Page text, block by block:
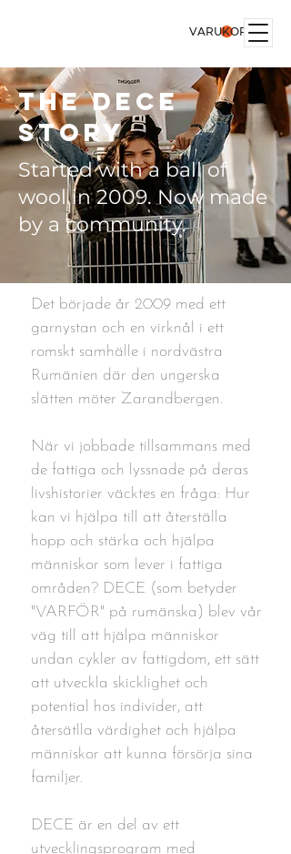
VARUKORG
The DECE
Story
Started with a ball of
wool in 2009. Now made
by a community.
Det började år 2009 med ett
garnystan och en virknål i ett
romskt samhälle i nordvästra
Rumänien där den ungerska
slätten möter Zarandbergen.
När vi jobbade tillsammans med
de fattiga och lyssnade på deras
livshistorier väcktes en fråga: Hur
kan vi hjälpa till att återställa
hopp och stärka och hjälpa
människor som lever i fattiga
områden? DECE (som betyder
"VARFÖR" på rumänska) blev vår
väg till att hjälpa människor
undan cykler av fattigdom, ett sätt
att utveckla skicklighet och
potential hos individer, att
återsätlla värdighet och hjälpa
människor att kunna försörja sina
familjer.
DECE är en del av ett
utvecklingsprogram med